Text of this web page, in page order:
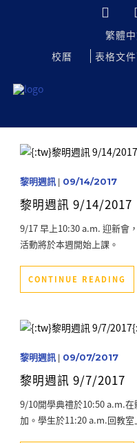
繁體
校曆
表格文
黎明週訊| 09/14/2017
黎明週訊 9/14/2017
9/17 早上10:30 a.m. 迎新會
活動將於本週開始上課。
CONTINUE READING
黎明週訊| 09/07/2017
黎明週訊 9/7/2017
9/10開學典禮於10:50 a.m.
加。學生於11:20 a.m.回教室